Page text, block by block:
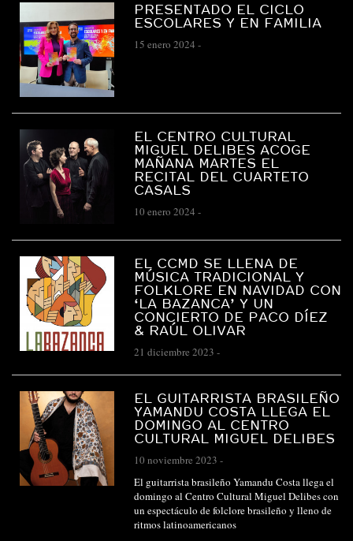
PRESENTADO EL CICLO
ESCOLARES Y EN FAMILIA
15 enero 2024 -
EL CENTRO CULTURAL
MIGUEL DELIBES ACOGE
MAÑANA MARTES EL
RECITAL DEL CUARTETO
CASALS
10 enero 2024 -
EL CCMD SE LLENA DE
MÚSICA TRADICIONAL Y
FOLKLORE EN NAVIDAD CON
‘LA BAZANCA’ Y UN
CONCIERTO DE PACO DÍEZ
& RAÚL OLIVAR
21 diciembre 2023 -
EL GUITARRISTA BRASILEÑO
YAMANDU COSTA LLEGA EL
DOMINGO AL CENTRO
CULTURAL MIGUEL DELIBES
10 noviembre 2023 -
El guitarrista brasileño Yamandu Costa llega el
domingo al Centro Cultural Miguel Delibes con
un espectáculo de folclore brasileño y lleno de
ritmos latinoamericanos